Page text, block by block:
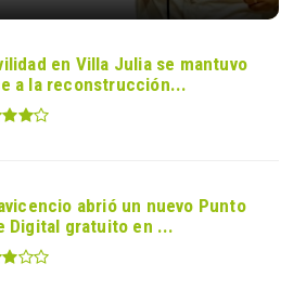
en Villa Julia se mantuvo
a la reconstrucción...
abrió un nuevo Punto
Digital gratuito en ...